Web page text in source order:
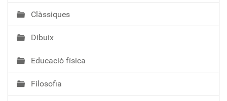
a
c
ó
Clàssiques
Dibuix
Educaciò física
Filosofia